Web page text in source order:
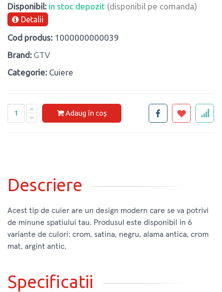
Disponibil: in stoc depozit (disponibil pe comanda)
Detalii
Cod produs: 1000000000039
Brand: GTV
Categorie: Cuiere
Adaug în coș
Descriere
Acest tip de cuier are un design modern care se va potrivi
de minune spatiului tau. Produsul este disponibil in 6
variante de culori: crom, satina, negru, alama antica, crom
mat, argint antic.
Specificatii